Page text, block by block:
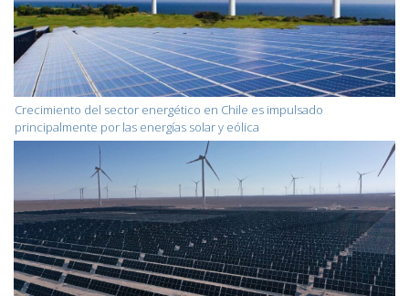
Crecimiento del sector energético en Chile es impulsado
principalmente por las energías solar y eólica